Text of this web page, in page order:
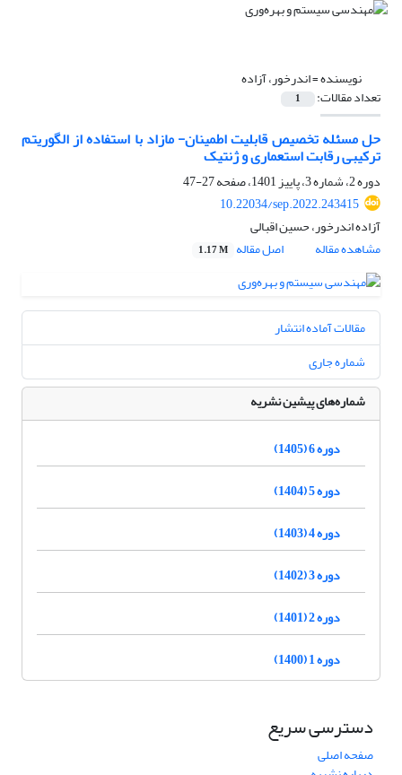
نویسنده =اندرخور، آزاده
تعداد مقالات: 1
حل مسئله تخصیص قابلیت اطمینان- مازاد با استفاده از الگوریتم
ترکیبی رقابت استعماری و ژنتیک
دوره 2، شماره 3، پاییز 1401، صفحه
27-47
10.22034/sep.2022.243415
آزاده اندرخور، حسین اقبالی
مشاهده مقاله
اصل مقاله 1.17 M
مقالات آماده انتشار
شماره جاری
شماره‌های پیشین نشریه
دوره 6 (1405)
دوره 5 (1404)
دوره 4 (1403)
دوره 3 (1402)
دوره 2 (1401)
دوره 1 (1400)
دسترسی سریع
صفحه اصلی